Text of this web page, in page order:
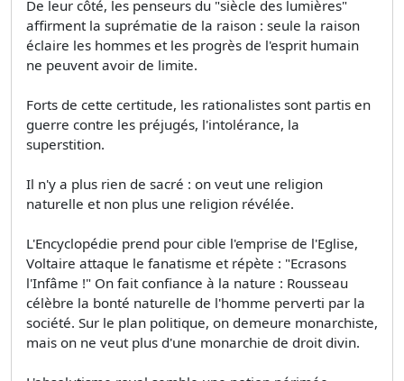
De leur côté, les penseurs du "siècle des lumières"
affirment la suprématie de la raison : seule la raison
éclaire les hommes et les progrès de l'esprit humain
ne peuvent avoir de limite.
Forts de cette certitude, les rationalistes sont partis en
guerre contre les préjugés, l'intolérance, la
superstition.
Il n'y a plus rien de sacré : on veut une religion
naturelle et non plus une religion révélée.
L'Encyclopédie prend pour cible l'emprise de l'Eglise,
Voltaire attaque le fanatisme et répète : "Ecrasons
l'Infâme !" On fait confiance à la nature : Rousseau
célèbre la bonté naturelle de l'homme perverti par la
société. Sur le plan politique, on demeure monarchiste,
mais on ne veut plus d'une monarchie de droit divin.